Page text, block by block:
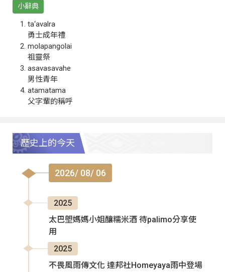
小辭典
ta‘avalra
勇士成年禮
molapangolai
祖靈祭
asavasavahe
男性青年
atamatama
父字輩的稱呼
歷史上的今天
2026/ 08/ 06
2025
太巴塱媽媽小姐釀糯米酒 待palimo分享使
用
2025
不畏風雨傳文化 達邦社Homeyaya雨中登場